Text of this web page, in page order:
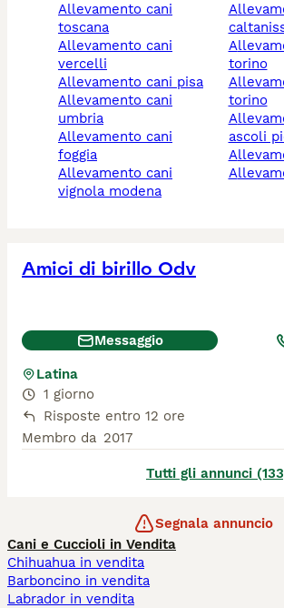
allevamento cani
toscana
allevamento cani
vercelli
allevamento cani pisa
allevamento cani
umbria
allevamento cani
foggia
allevamento cani
vignola modena
allevamento cani
allevamento cani rivoli
torino
allevamento cani
torino
allevamento cani
ascoli
Amici di birillo Odv
Messaggio
Latina
1 giorno
Risposte entro 12 ore
Membro da 2017
Tutti gli annunci
Segnala annuncio
Cani e Cuccioli in Vendita
Chihuahua in vendita
Barboncino in vendita
Labrador in vendita